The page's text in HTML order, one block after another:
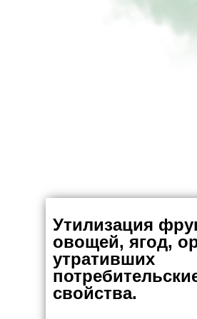
Утилизация
овощей, ягод,
утративших
свойства.